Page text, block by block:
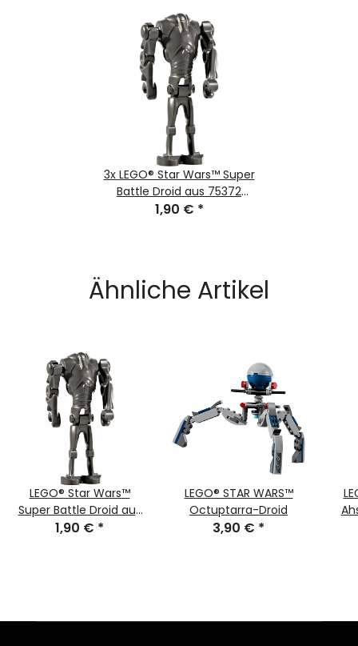
3x LEGO® Star Wars™ Super
Battle Droid aus 75372
sw1321
1,90 € *
Ähnliche Artikel
LEGO® Star Wars™
Super Battle Droid aus
75372 sw1321
1,90 € *
LEGO® STAR WARS™
Octuptarra-Droid
3,90 € *